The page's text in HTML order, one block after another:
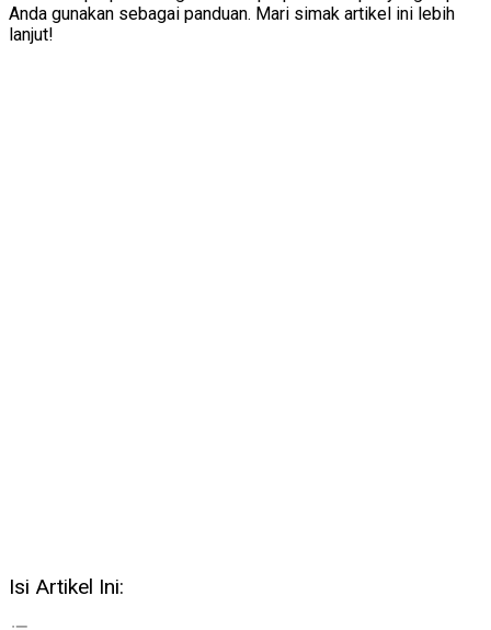
Anda gunakan sebagai panduan. Mari simak artikel ini lebih
lanjut!
Isi Artikel Ini: